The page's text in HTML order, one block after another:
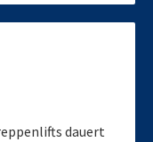
dauert